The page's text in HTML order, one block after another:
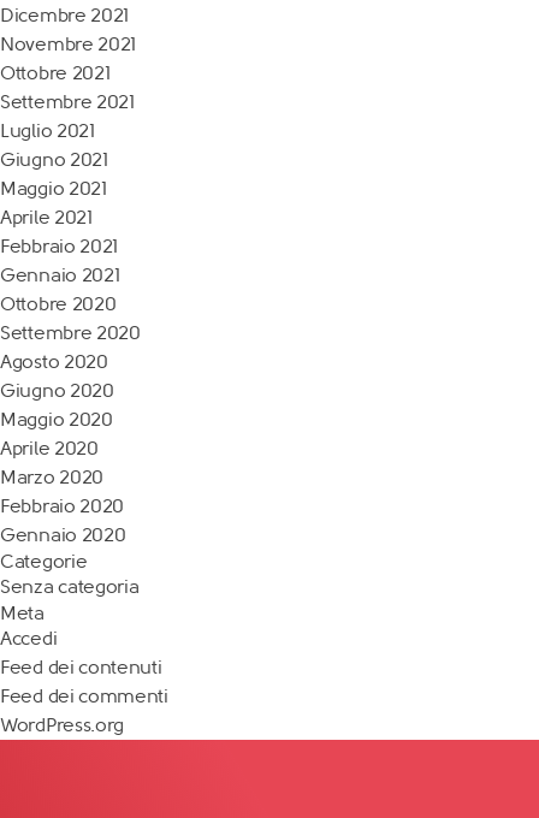
Dicembre 2021
Novembre 2021
Ottobre 2021
Settembre 2021
Luglio 2021
Giugno 2021
Maggio 2021
Aprile 2021
Febbraio 2021
Gennaio 2021
Ottobre 2020
Settembre 2020
Agosto 2020
Giugno 2020
Maggio 2020
Aprile 2020
Marzo 2020
Febbraio 2020
Gennaio 2020
Categorie
Senza categoria
Meta
Accedi
Feed dei contenuti
Feed dei commenti
WordPress.org